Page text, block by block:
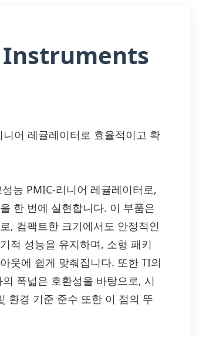
Instruments
어 레귤레이터로 효율적이고 확
능 PMIC-리니어 레귤레이터로,
한 번에 실현합니다. 이 부품은
, 컴팩트한 크기에서도 안정적인
적 성능을 유지하며, 소형 패키
웃에 쉽게 맞춰집니다. 또한 TI의
폭넓은 호환성을 바탕으로, 시
환경 기준 준수 또한 이 점의 뚜